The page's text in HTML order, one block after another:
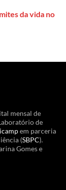
da vida no
mensal de
de
em parceria
(SBPC).
Gomes e